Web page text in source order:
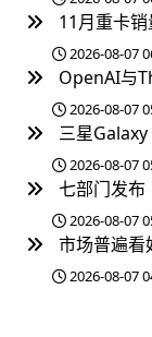
11月重卡
2026-08-07
OpenAI与
2026-08-07
三星
2026-08-07
七部门发布
2026-08-07
市场普遍看
2026-08-07